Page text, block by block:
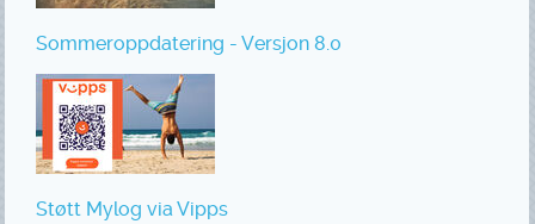
Sommeroppdatering - Versjon 8.0
Støtt Mylog via Vipps